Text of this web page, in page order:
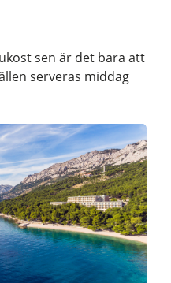
sen är det bara att
serveras middag